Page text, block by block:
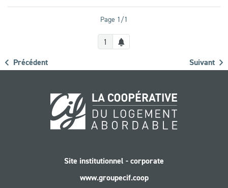
OpenStreetMapcontributors
Page 1/1
Précédent
1
Créer
une
Suivant
Site institutionnel - corporate
www.groupecif.coop